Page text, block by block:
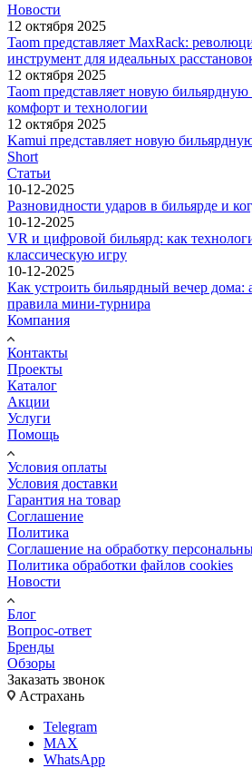
Новости
12 октября 2025
Taom представляет MaxRack:
инструмент для идеальных
12 октября 2025
Taom представляет новую бильярдную
комфорт и технологии
12 октября 2025
Kamui представляет новую
Short
Статьи
10-12-2025
Разновидности ударов в бильярде и
10-12-2025
VR и цифровой бильярд: как
классическую игру
10-12-2025
Как устроить бильярдный вечер дома:
правила мини-турнира
Компания
Контакты
Проекты
Каталог
Акции
Услуги
Помощь
Условия оплаты
Условия доставки
Гарантия на товар
Соглашение
Политика
Соглашение на обработку
Политика обработки файлов cookies
Новости
Блог
Вопрос-ответ
Бренды
Обзоры
Заказать звонок
Астрахань
Telegram
MAX
WhatsApp